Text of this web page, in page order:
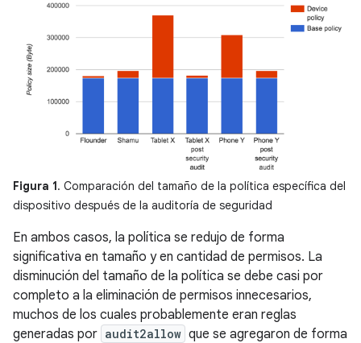
Figura 1. Comparación del tamaño de la política específica del
dispositivo después de la auditoría de seguridad
En ambos casos, la política se redujo de forma
significativa en tamaño y en cantidad de permisos. La
disminución del tamaño de la política se debe casi por
completo a la eliminación de permisos innecesarios,
muchos de los cuales probablemente eran reglas
generadas por audit2allow que se agregaron de forma